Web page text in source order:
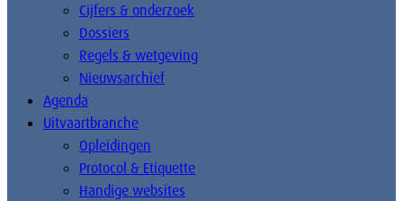
Cijfers & onderzoek
Dossiers
Regels & wetgeving
Nieuwsarchief
Agenda
Uitvaartbranche
Opleidingen
Protocol & Etiquette
Handige websites